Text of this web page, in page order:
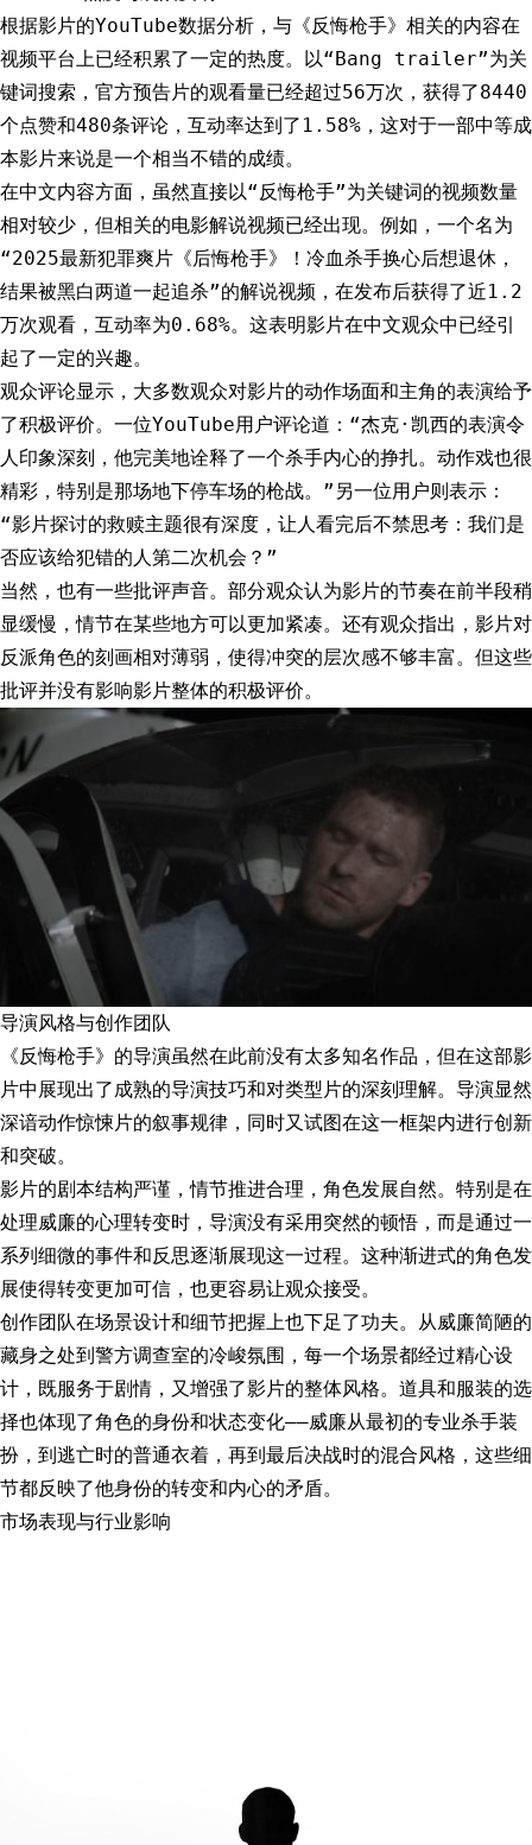
根据影片的YouTube数据分析，与《反悔枪手》相关的内容在
视频平台上已经积累了一定的热度。以“Bang trailer”为关
键词搜索，官方预告片的观看量已经超过56万次，获得了8440
个点赞和480条评论，互动率达到了1.58%，这对于一部中等成
本影片来说是一个相当不错的成绩。
在中文内容方面，虽然直接以“反悔枪手”为关键词的视频数量
相对较少，但相关的电影解说视频已经出现。例如，一个名为
“2025最新犯罪爽片《后悔枪手》！冷血杀手换心后想退休，
结果被黑白两道一起追杀”的解说视频，在发布后获得了近1.2
万次观看，互动率为0.68%。这表明影片在中文观众中已经引
起了一定的兴趣。
观众评论显示，大多数观众对影片的动作场面和主角的表演给予
了积极评价。一位YouTube用户评论道：“杰克·凯西的表演令
人印象深刻，他完美地诠释了一个杀手内心的挣扎。动作戏也很
精彩，特别是那场地下停车场的枪战。”另一位用户则表示：
“影片探讨的救赎主题很有深度，让人看完后不禁思考：我们是
否应该给犯错的人第二次机会？”
当然，也有一些批评声音。部分观众认为影片的节奏在前半段稍
显缓慢，情节在某些地方可以更加紧凑。还有观众指出，影片对
反派角色的刻画相对薄弱，使得冲突的层次感不够丰富。但这些
批评并没有影响影片整体的积极评价。
导演风格与创作团队
《反悔枪手》的导演虽然在此前没有太多知名作品，但在这部影
片中展现出了成熟的导演技巧和对类型片的深刻理解。导演显然
深谙动作惊悚片的叙事规律，同时又试图在这一框架内进行创新
和突破。
影片的剧本结构严谨，情节推进合理，角色发展自然。特别是在
处理威廉的心理转变时，导演没有采用突然的顿悟，而是通过一
系列细微的事件和反思逐渐展现这一过程。这种渐进式的角色发
展使得转变更加可信，也更容易让观众接受。
创作团队在场景设计和细节把握上也下足了功夫。从威廉简陋的
藏身之处到警方调查室的冷峻氛围，每一个场景都经过精心设
计，既服务于剧情，又增强了影片的整体风格。道具和服装的选
择也体现了角色的身份和状态变化——威廉从最初的专业杀手装
扮，到逃亡时的普通衣着，再到最后决战时的混合风格，这些细
节都反映了他身份的转变和内心的矛盾。
市场表现与行业影响